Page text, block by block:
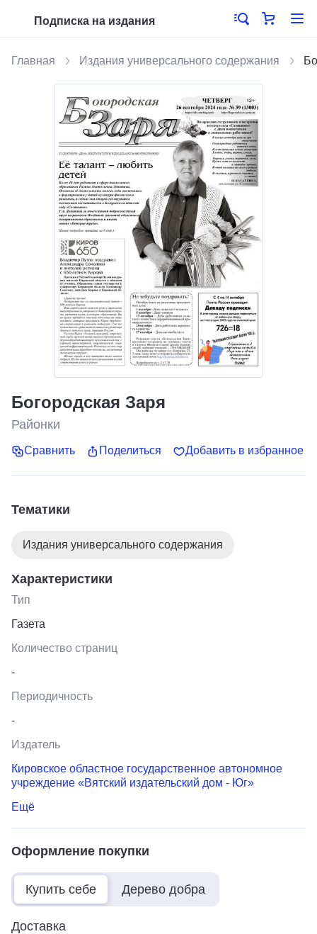
Подписка на издания
Главная Издания универсального содержания
Богородская Заря
Районки
Сравнить Поделиться Добавить в избранное
Тематики
Издания универсального содержания
Характеристики
Тип
Газета
Количество страниц
-
Периодичность
-
Издатель
Кировское областное государственное автономное
учреждение «Вятский издательский дом - Юг»
Ещё
Оформление покупки
Купить себе Дерево добра
Доставка